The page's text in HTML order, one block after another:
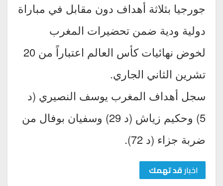
جورجيا بثلاثة أهداف دون مقابل في مباراة
دولية ودية ضمن تحضيرات المغرب
لخوض نهائيات كأس العالم اعتباراً من 20
تشرين الثاني الجاري.
سجل أهداف المغرب يوسف النصيري (د
5) وحكيم زياش (د 29) وسفيان بوفال من
ضربة جزاء (د 72).
اخبارقد تهمك